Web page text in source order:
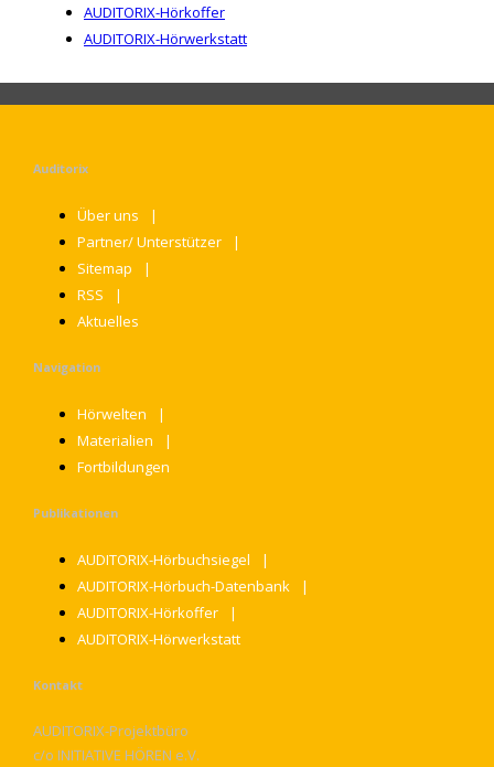
AUDITORIX-Hörkoffer
AUDITORIX-Hörwerkstatt
Auditorix
Über uns
Partner/ Unterstützer
Sitemap
RSS
Aktuelles
Navigation
Hörwelten
Materialien
Fortbildungen
Publikationen
AUDITORIX-Hörbuchsiegel
AUDITORIX-Hörbuch-Datenbank
AUDITORIX-Hörkoffer
AUDITORIX-Hörwerkstatt
Kontakt
AUDITORIX-Projektbüro
c/o INITIATIVE HÖREN e.V.